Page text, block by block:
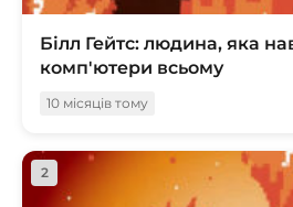
Білл Гейтс: людина, яка
комп'ютери всьому
10 місяців тому
2